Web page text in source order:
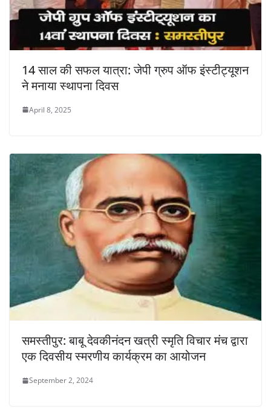
14 साल की सफल यात्रा: जेपी ग्रुप ऑफ इंस्टीट्यूशन
ने मनाया स्थापना दिवस
April 8, 2025
समस्तीपुर: बाबू देवकीनंदन खत्री स्मृति विचार मंच द्वारा
एक दिवसीय स्मरणीय कार्यक्रम का आयोजन
September 2, 2024